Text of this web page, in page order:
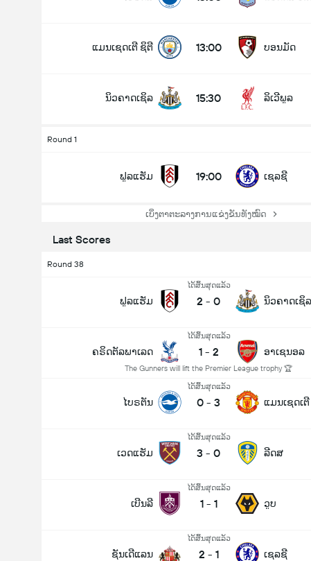
ແມນເຊດເຕີ ຊິຕີ 13:00 ບອນມັດ
ນິວຄາດເຊິລ 15:30 ລິເວີພູລ
Round 1
ຟູລແຮັມ 19:00 ເຊລຊີ
ເບິ່ງຕາຕະລາງການແຂ່ງຂັນທັງໝົດ
Last Scores
Round 38
ຟູລແຮັມ
ໄດ້ສິ້ນສຸດແລ້ວ
2 - 0 ນິວຄາດເຊິລ
ຄຣິດຕັລພາເລດ
ໄດ້ສິ້ນສຸດແລ້ວ
1 - 2
The Gunners will lift the Premier League trophy 🏆
ອາເຊນອລ
ໄບຣຕັນ
ໄດ້ສິ້ນສຸດແລ້ວ
0 - 3 ແມນເຊດເ
ເວດແຮັມ
ໄດ້ສິ້ນສຸດແລ້ວ
3 - 0 ລີດສ
ເບີນລີ
ໄດ້ສິ້ນສຸດແລ້ວ
1 - 1 ວູບ
ຊັນເດີແລນ
ໄດ້ສິ້ນສຸດແລ້ວ
2 - 1 ເຊລຊີ